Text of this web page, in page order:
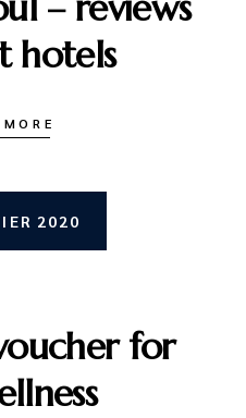
hotels
2020
for